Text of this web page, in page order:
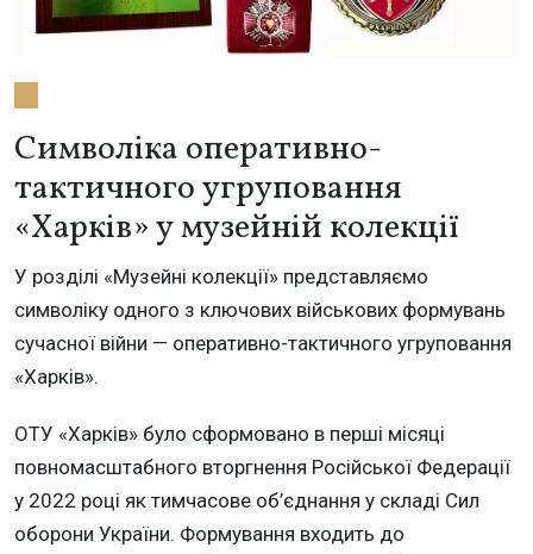
Символіка оперативно-
тактичного угруповання
«Харків» у музейній колекції
У розділі «Музейні колекції» представляємо
символіку одного з ключових військових формувань
сучасної війни — оперативно-тактичного угруповання
«Харків».
ОТУ «Харків» було сформовано в перші місяці
повномасштабного вторгнення Російської Федерації
у 2022 році як тимчасове об’єднання у складі Сил
оборони України. Формування входить до